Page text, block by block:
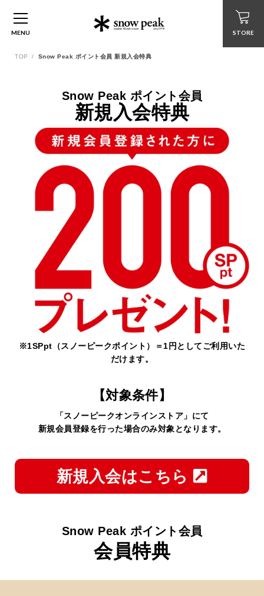
MENU STORE
TOP Snow Peak ポイント会員 新規入会特典
Snow Peak ポイント会員
新規入会特典
※1SPpt（スノーピークポイント）＝1円としてご利用いた
だけます。
【対象条件】
「スノーピークオンラインストア」にて
新規会員登録を行った場合のみ対象となります。
新規入会はこちら
Snow Peak ポイント会員
会員特典